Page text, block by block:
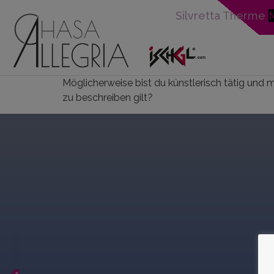
Möglicherweise bist du künstlerisch tätig und
zu beschreiben gilt?